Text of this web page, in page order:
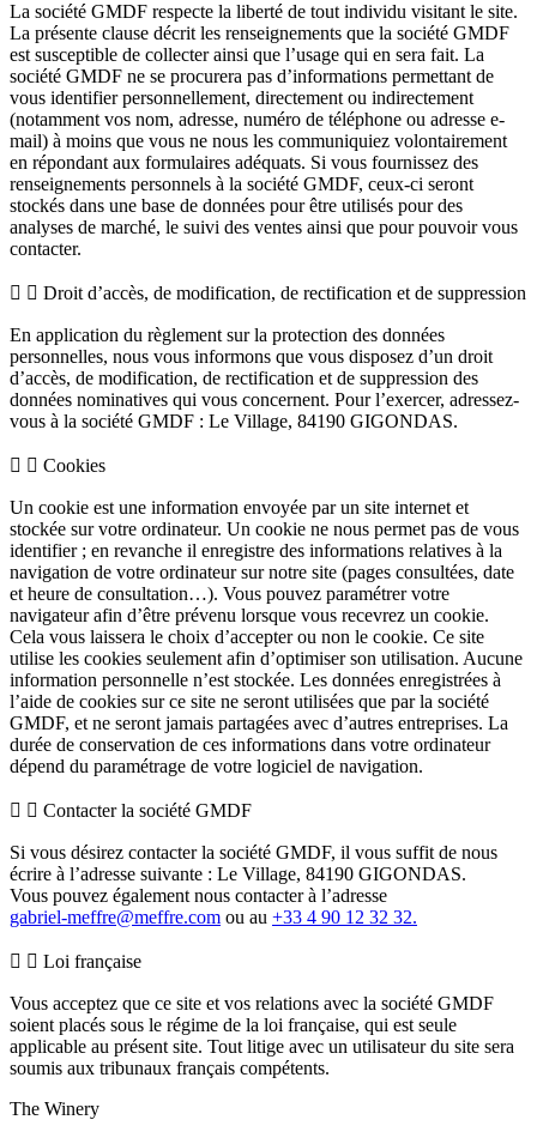
La société GMDF respecte la liberté de tout individu visitant le site.
La présente clause décrit les renseignements que la société GMDF
est susceptible de collecter ainsi que l’usage qui en sera fait. La
société GMDF ne se procurera pas d’informations permettant de
vous identifier personnellement, directement ou indirectement
(notamment vos nom, adresse, numéro de téléphone ou adresse e-
mail) à moins que vous ne nous les communiquiez volontairement
en répondant aux formulaires adéquats. Si vous fournissez des
renseignements personnels à la société GMDF, ceux-ci seront
stockés dans une base de données pour être utilisés pour des
analyses de marché, le suivi des ventes ainsi que pour pouvoir vous
contacter.
Droit d’accès, de modification, de rectification et de suppression
En application du règlement sur la protection des données
personnelles, nous vous informons que vous disposez d’un droit
d’accès, de modification, de rectification et de suppression des
données nominatives qui vous concernent. Pour l’exercer, adressez-
vous à la société GMDF : Le Village, 84190 GIGONDAS.
Cookies
Un cookie est une information envoyée par un site internet et
stockée sur votre ordinateur. Un cookie ne nous permet pas de vous
identifier ; en revanche il enregistre des informations relatives à la
navigation de votre ordinateur sur notre site (pages consultées, date
et heure de consultation…). Vous pouvez paramétrer votre
navigateur afin d’être prévenu lorsque vous recevrez un cookie.
Cela vous laissera le choix d’accepter ou non le cookie. Ce site
utilise les cookies seulement afin d’optimiser son utilisation. Aucune
information personnelle n’est stockée. Les données enregistrées à
l’aide de cookies sur ce site ne seront utilisées que par la société
GMDF, et ne seront jamais partagées avec d’autres entreprises. La
durée de conservation de ces informations dans votre ordinateur
dépend du paramétrage de votre logiciel de navigation.
Contacter la société GMDF
Si vous désirez contacter la société GMDF, il vous suffit de nous
écrire à l’adresse suivante : Le Village, 84190 GIGONDAS.
Vous pouvez également nous contacter à l’adresse
moc.erffem@erffem-leirbag ou au +33 4 90 12 32 32.
Loi française
Vous acceptez que ce site et vos relations avec la société GMDF
soient placés sous le régime de la loi française, qui est seule
applicable au présent site. Tout litige avec un utilisateur du site sera
soumis aux tribunaux français compétents.
The Winery